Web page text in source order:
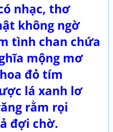
nhạc, thơ
không ngờ
tình chan chứa
mộng mơ
đỏ tím
lá xanh lơ
rằm rọi
đợi chờ.